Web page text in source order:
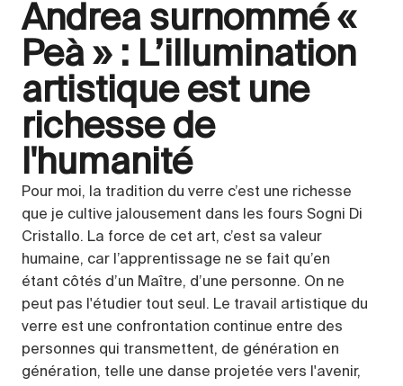
Andrea surnommé «
Peà » : L’illumination
artistique est une
richesse de
l'humanité
Pour moi, la tradition du verre c’est une richesse
que je cultive jalousement dans les fours Sogni Di
Cristallo. La force de cet art, c’est sa valeur
humaine, car l’apprentissage ne se fait qu’en
étant côtés d’un Maître, d’une personne. On ne
peut pas l'étudier tout seul. Le travail artistique du
verre est une confrontation continue entre des
personnes qui transmettent, de génération en
génération, telle une danse projetée vers l'avenir,